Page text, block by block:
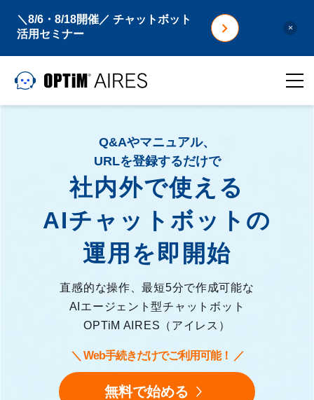
＼8/6・8/18開催／ チャットボット
活用セミナー
×
Q&Aやマニュアル、
URLを登録するだけで
社内外で使える
AIチャットボットの
運用を即開始
直感的な操作、最短5分で作成可能な
AIエージェント型チャットボット
OPTiM AIRES（アイレス）
＼ Web手続きだけでご利用可能！ ／
無料で始める